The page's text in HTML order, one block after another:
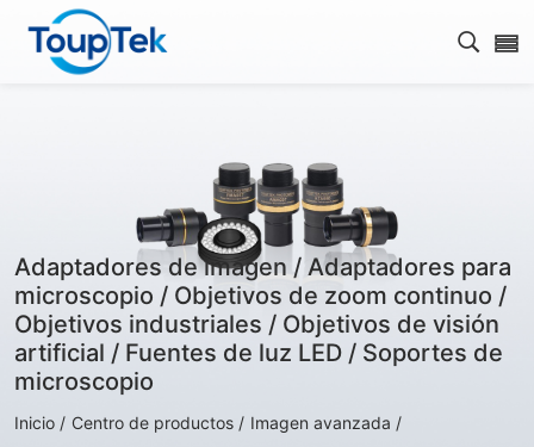
Abrir
Adaptadores de imagen / Adaptadores para
microscopio / Objetivos de zoom continuo /
Objetivos industriales / Objetivos de visión
artificial / Fuentes de luz LED / Soportes de
microscopio
Inicio / Centro de productos / Imagen avanzada /